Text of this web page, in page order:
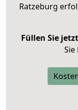
Ratzeburg
Füllen Sie